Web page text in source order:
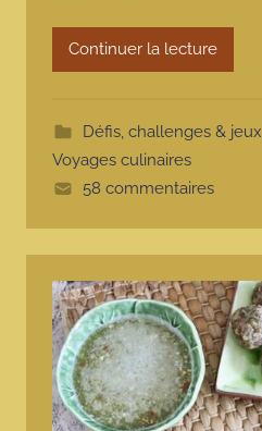
t
Continuer la lecture
Défis, challenges & jeux
Voyages culinaires
58 commentaires